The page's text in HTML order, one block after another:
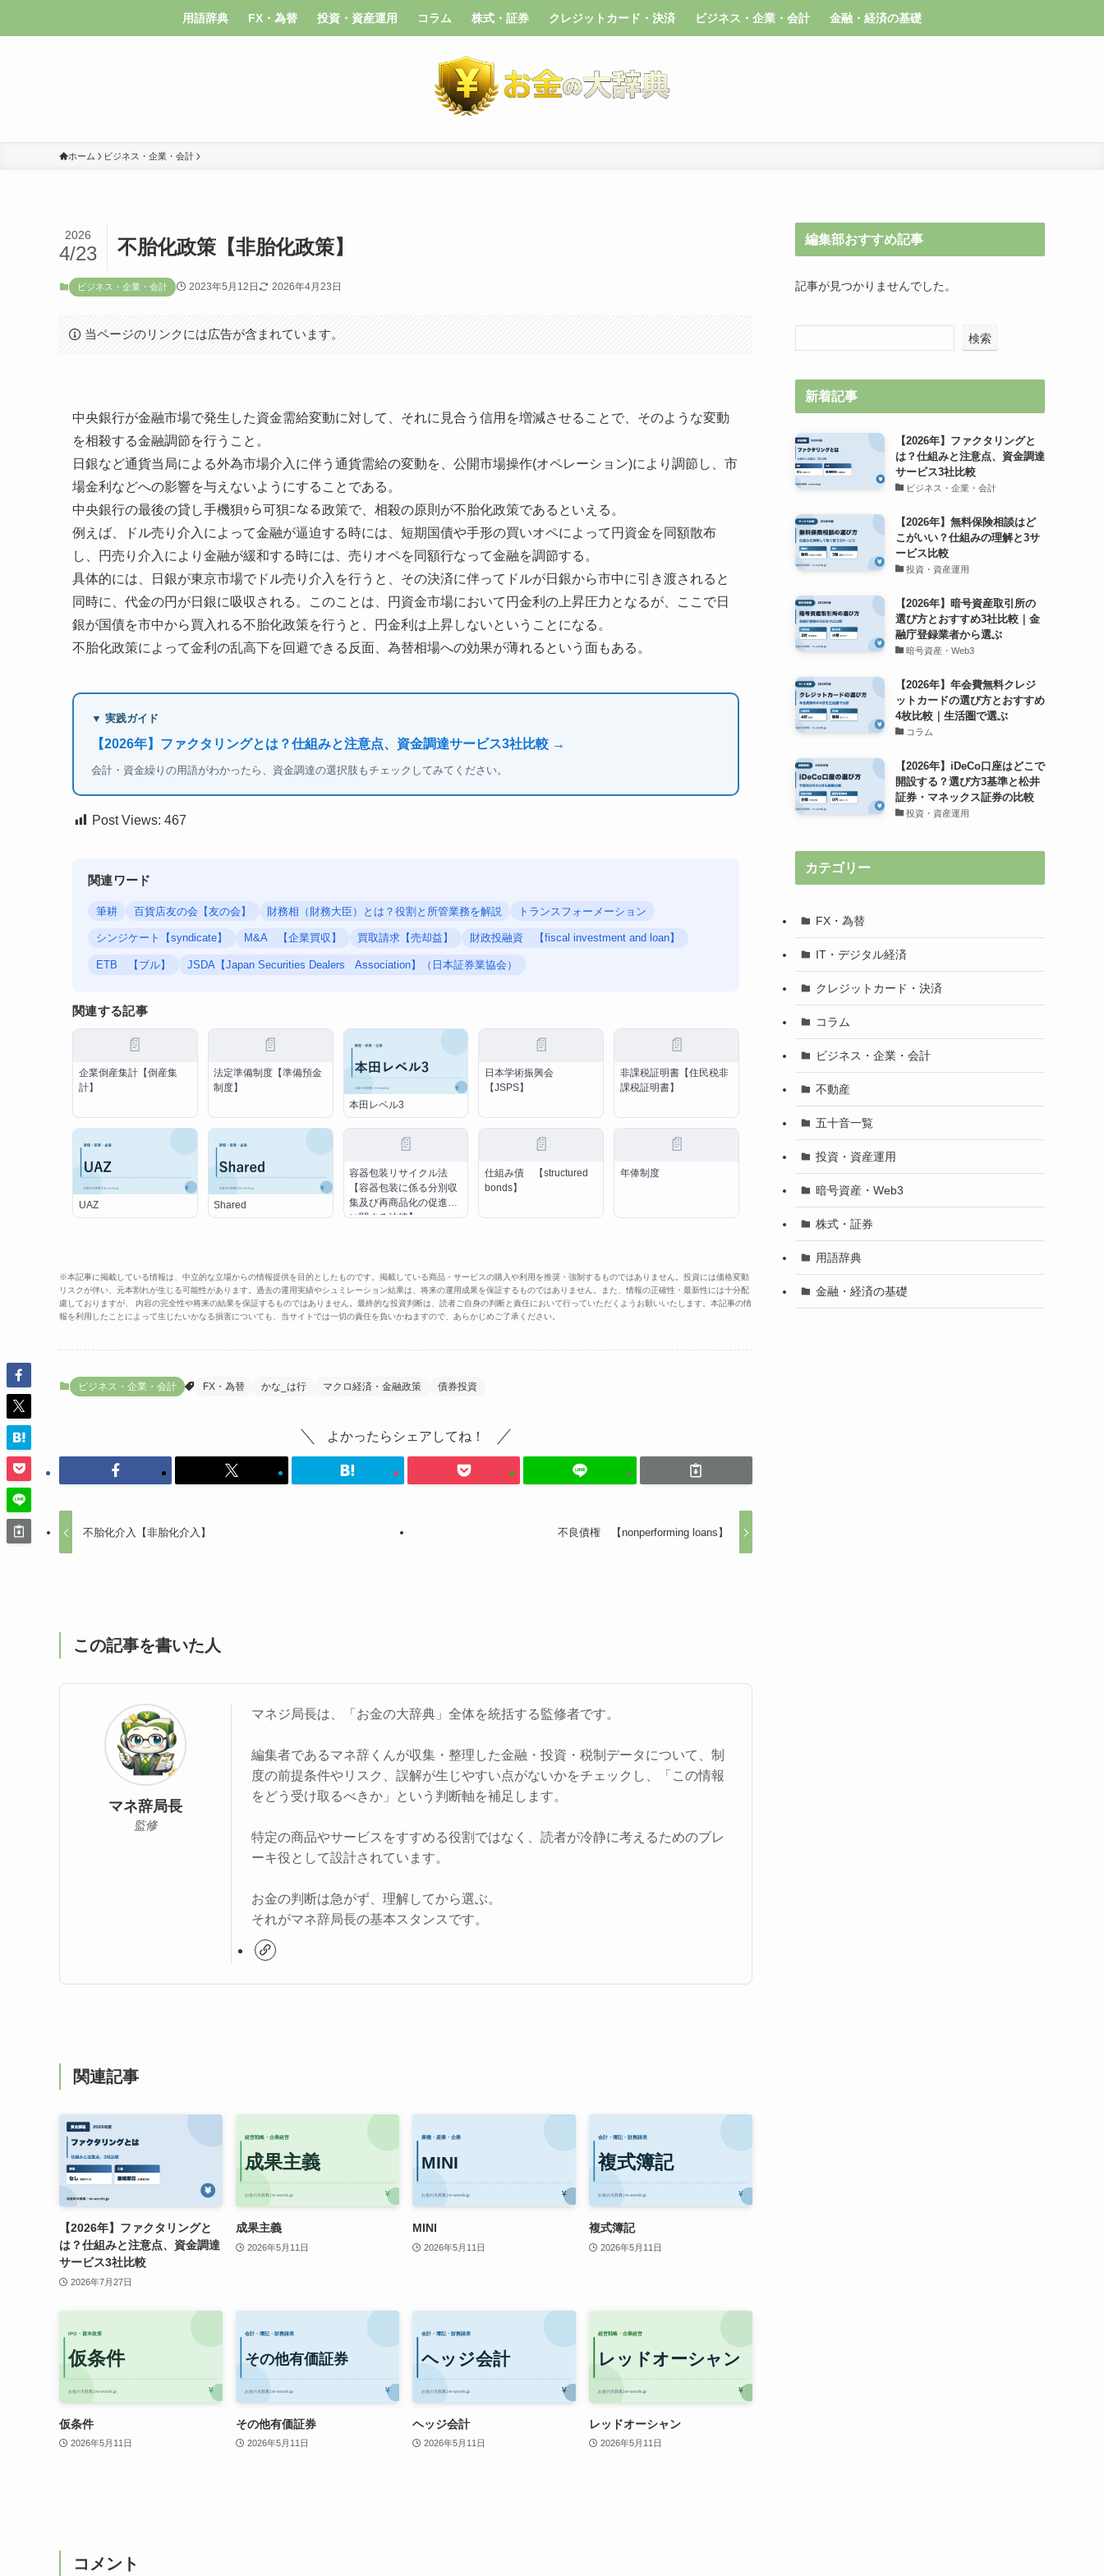
用語辞典 FX・為替 投資・資産運用 コラム 株式・証券 クレジットカード・決済 ビジネス・企業・会計 金融・経済の基礎
ホーム ビジネス・企業・会計
不胎化政策【非胎化政策】
2026
4/23
ビジネス・企業・会計 2023年5月12日 2026年4月23日
当ページのリンクには広告が含まれています。
中央銀行が金融市場で発生した資金需給変動に対して、それに見合う信用を増減させることで、そのような変動
を相殺する金融調節を行うこと。
日銀など通貨当局による外為市場介入に伴う通貨需給の変動を、公開市場操作(オペレーション)により調節し、市
場金利などへの影響を与えないようにすることである。
中央銀行の最後の貸し手機狽ｩら可狽ﾆなる政策で、相殺の原則が不胎化政策であるといえる。
例えば、ドル売り介入によって金融が逼迫する時には、短期国債や手形の買いオペによって円資金を同額散布
し、円売り介入により金融が緩和する時には、売りオペを同額行なって金融を調節する。
具体的には、日銀が東京市場でドル売り介入を行うと、その決済に伴ってドルが日銀から市中に引き渡されると
同時に、代金の円が日銀に吸収される。このことは、円資金市場において円金利の上昇圧力となるが、ここで日
銀が国債を市中から買入れる不胎化政策を行うと、円金利は上昇しないということになる。
不胎化政策によって金利の乱高下を回避できる反面、為替相場への効果が薄れるという面もある。
▼ 実践ガイド
【2026年】ファクタリングとは？仕組みと注意点、資金調達サービス3社比較 →
会計・資金繰りの用語がわかったら、資金調達の選択肢もチェックしてみてください。
Post Views: 467
関連ワード
筆耕 百貨店友の会【友の会】 財務相（財務大臣）とは？役割と所管業務を解説 トランスフォーメーション
シンジケート【syndicate】 M&A 【企業買収】 買取請求【売却益】 財政投融資 【fiscal investment and loan】
ETB 【ブル】 JSDA【Japan Securities Dealers Association】（日本証券業協会）
関連する記事
📄
企業倒産集計【倒産集
計】
📄
法定準備制度【準備預金
制度】
本田レベル3
📄
日本学術振興会
【JSPS】
📄
非課税証明書【住民税非
課税証明書】
UAZ Shared
📄
容器包装リサイクル法
【容器包装に係る分別収
集及び再商品化の促進等
に関する法律】
📄
仕組み債 【structured
bonds】
📄
年俸制度
※本記事に掲載している情報は、中立的な立場からの情報提供を目的としたものです。掲載している商品・サービスの購入や利用を推奨・強制するものではありません。投資には価格変動
リスクが伴い、元本割れが生じる可能性があります。過去の運用実績やシュミレーション結果は、将来の運用成果を保証するものではありません。また、情報の正確性・最新性には十分配
慮しておりますが、 内容の完全性や将来の結果を保証するものではありません。最終的な投資判断は、読者ご自身の判断と責任において行っていただくようお願いいたします。本記事の情
報を利用したことによって生じたいかなる損害についても、当サイトでは一切の責任を負いかねますので、あらかじめご了承ください。
ビジネス・企業・会計 FX・為替 かな_は行 マクロ経済・金融政策 債券投資
よかったらシェアしてね！
不胎化介入【非胎化介入】 不良債権 【nonperforming loans】
この記事を書いた人
マネ辞局長
監修
マネジ局長は、「お金の大辞典」全体を統括する監修者です。
編集者であるマネ辞くんが収集・整理した金融・投資・税制データについて、制
度の前提条件やリスク、誤解が生じやすい点がないかをチェックし、「この情報
をどう受け取るべきか」という判断軸を補足します。
特定の商品やサービスをすすめる役割ではなく、読者が冷静に考えるためのブレ
ーキ役として設計されています。
お金の判断は急がず、理解してから選ぶ。
それがマネ辞局長の基本スタンスです。
関連記事
【2026年】ファクタリングと
は？仕組みと注意点、資金調達
サービス3社比較
2026年7月27日
成果主義
2026年5月11日
MINI
2026年5月11日
複式簿記
2026年5月11日
仮条件
2026年5月11日
その他有価証券
2026年5月11日
ヘッジ会計
2026年5月11日
レッドオーシャン
2026年5月11日
コメント
編集部おすすめ記事
記事が見つかりませんでした。
検索
新着記事
【2026年】ファクタリングと
は？仕組みと注意点、資金調達
サービス3社比較
ビジネス・企業・会計
【2026年】無料保険相談はど
こがいい？仕組みの理解と3サ
ービス比較
投資・資産運用
【2026年】暗号資産取引所の
選び方とおすすめ3社比較｜金
融庁登録業者から選ぶ
暗号資産・Web3
【2026年】年会費無料クレジ
ットカードの選び方とおすすめ
4枚比較｜生活圏で選ぶ
コラム
【2026年】iDeCo口座はどこで
開設する？選び方3基準と松井
証券・マネックス証券の比較
投資・資産運用
カテゴリー
FX・為替
IT・デジタル経済
クレジットカード・決済
コラム
ビジネス・企業・会計
不動産
五十音一覧
投資・資産運用
暗号資産・Web3
株式・証券
用語辞典
金融・経済の基礎